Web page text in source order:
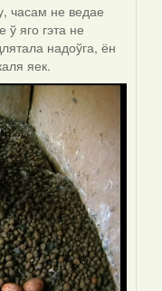
часам не ведае
ў яго гэта не
надоўга, ён
яек.